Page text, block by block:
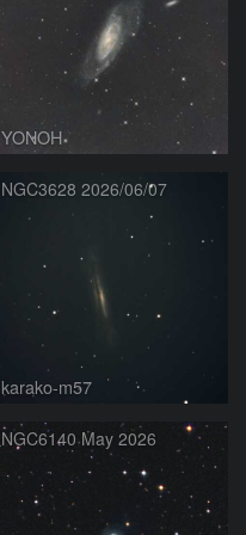
YONOH
NGC3628 2026/06/07
karako-m57
NGC6140 May 2026